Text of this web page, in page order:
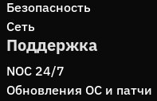
Безопасность
Сеть
Поддержка
NOC 24/7
Обновления ОС и патчи